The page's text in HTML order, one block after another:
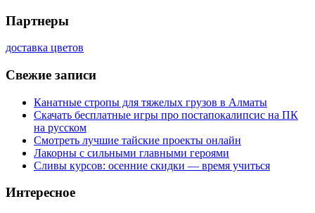
Партнеры
доставка цветов
Свежие записи
Канатные стропы для тяжелых грузов в Алматы
Скачать бесплатные игры про постапокалипсис на ПК
на русском
Смотреть лучшие тайские проекты онлайн
Лакорны с сильными главными героями
Сливы курсов: осенние скидки — время учиться
Интересное